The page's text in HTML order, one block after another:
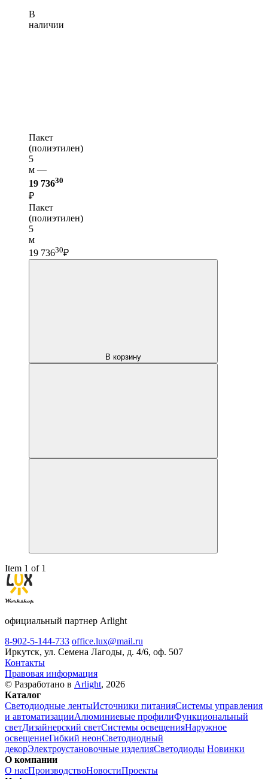
В
наличии
Пакет
(полиэтилен)
5
м —
19 73630
₽
Пакет
(полиэтилен)
5
м
19 73630₽
В корзину
Item 1 of 1
официальный партнер Arlight
8-902-5-144-733 office.lux@mail.ru
Иркутск, ул. Семена Лагоды, д. 4/6, оф. 507
Контакты
Правовая информация
© Разработано в Arlight, 2026
Каталог
Светодиодные лентыИсточники питанияСистемы управления
и автоматизацииАлюминиевые профилиФункциональный
светДизайнерский светСистемы освещенияНаружное
освещениеГибкий неонСветодиодный
декорЭлектроустановочные изделияСветодиоды Новинки
О компании
О насПроизводствоНовостиПроекты